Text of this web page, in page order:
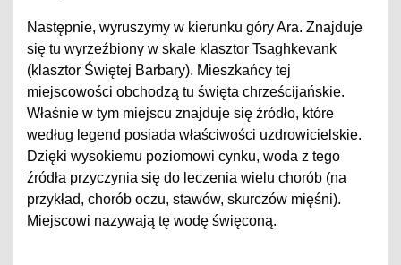
Następnie, wyruszymy w kierunku góry Ara. Znajduje
się tu wyrzeźbiony w skale klasztor Tsaghkevank
(klasztor Świętej Barbary). Mieszkańcy tej
miejscowości obchodzą tu święta chrześcijańskie.
Właśnie w tym miejscu znajduje się źródło, które
według legend posiada właściwości uzdrowicielskie.
Dzięki wysokiemu poziomowi cynku, woda z tego
źródła przyczynia się do leczenia wielu chorób (na
przykład, chorób oczu, stawów, skurczów mięśni).
Miejscowi nazywają tę wodę święconą.